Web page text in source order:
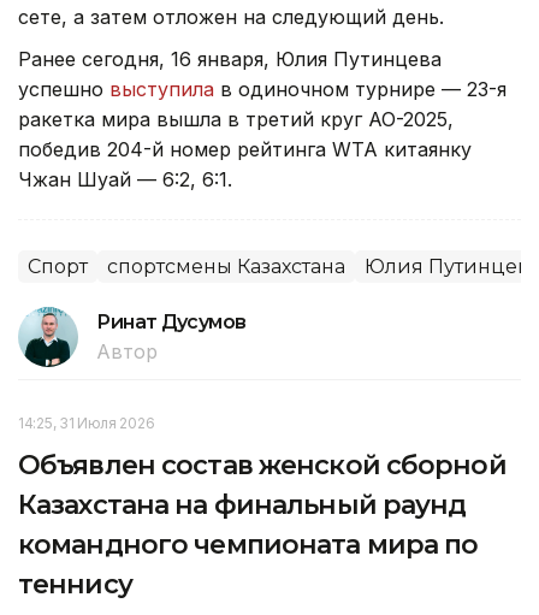
сете, а затем отложен на следующий день.
Ранее сегодня, 16 января, Юлия Путинцева
успешно выступила в одиночном турнире — 23-я
ракетка мира вышла в третий круг AO-2025,
победив 204-й номер рейтинга WTA китаянку
Чжан Шуай — 6:2, 6:1.
Спорт спортсмены Казахстана Юлия Путинцева
Ринат Дусумов
Автор
14:25, 31 Июля 2026
Объявлен состав женской сборной
Казахстана на финальный раунд
командного чемпионата мира по
теннису